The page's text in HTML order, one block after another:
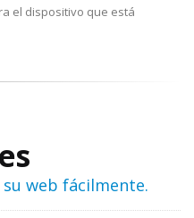
el dispositivo que está
web fácilmente.